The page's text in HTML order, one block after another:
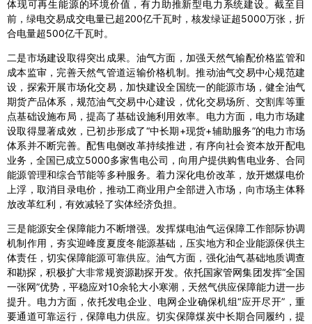
体现可再生能源的环境价值，有力助推新型电力系统建设。截至目
前，绿电交易成交电量已超200亿千瓦时，核发绿证超5000万张，折
合电量超500亿千瓦时。
二是市场建设取得突出成果。油气方面，加强天然气输配价格监管和
成本监审，完善天然气管道运输价格机制。推动油气交易中心规范建
设，探索开展市场化交易，加快建设全国统一的能源市场，健全油气
期货产品体系，规范油气交易中心建设，优化交易场所、交割库等重
点基础设施布局，提高了基础设施利用效率。电力方面，电力市场建
设取得显著成效，已初步形成了“中长期+现货+辅助服务”的电力市场
体系并不断完善。配售电侧改革持续推进，有序向社会资本放开配电
业务，全国已成立5000多家售电公司，向用户提供购售电业务、合同
能源管理和综合节能等多种服务。着力深化电价改革，放开燃煤电价
上浮，取消目录电价，推动工商业用户全部进入市场，向市场主体释
放改革红利，有效减轻了实体经济负担。
三是能源安全保障能力不断增强。发挥煤电油气运保障工作部际协调
机制作用，夯实迎峰度夏度冬能源基础，压实地方和企业能源保供主
体责任，切实保障能源可靠供应。油气方面，强化油气基础地质调查
和勘探，积极扩大非常规资源勘探开发。依托国家管网集团发挥“全国
一张网”优势，平稳应对10余轮大小寒潮，天然气供应保障能力进一步
提升。电力方面，依托发电企业、电网企业确保机组“应开尽开”，重
要通道可靠运行，保障电力供应。切实保障煤炭中长期合同履约，提